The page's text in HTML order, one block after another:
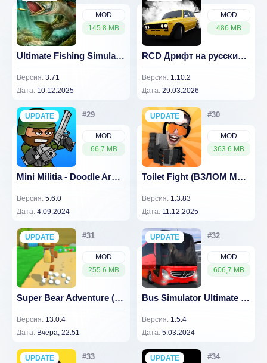
MOD
145.8 MB
Ultimate Fishing Simulator Взлом (Бесплатные покупки) 3.71
Версия: 3.71
Дата: 10.12.2025
MOD
486 MB
RCD Дрифт на русских машинах Взлом (много денег) 1.10.2
Версия: 1.10.2
Дата: 29.03.2026
MOD
66,7 MB
UPDATE
NEW
Mini Militia - Doodle Army 2 v 5.6.0 [ВЗЛОМ на гранаты]
Версия: 5.6.0
Дата: 4.09.2024
MOD
363.6 MB
UPDATE
NEW
Toilet Fight (ВЗЛОМ Много Денег)
Версия: 1.3.83
Дата: 11.12.2025
MOD
255.6 MB
UPDATE
NEW
Super Bear Adventure (ВЗЛОМ Много Денег)
Версия: 13.0.4
Дата: Вчера, 22:51
MOD
606,7 MB
UPDATE
NEW
Bus Simulator Ultimate Взлом (много денег) 1.5.4
Версия: 1.5.4
Дата: 5.03.2024
UPDATE
NEW UPDATE
NEW